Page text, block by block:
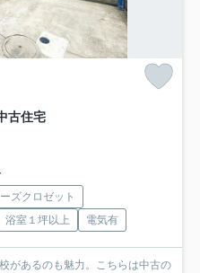
古住宅
ズクロゼット
浴室１坪以上 電気有
があるのも魅力。こちらは中古の